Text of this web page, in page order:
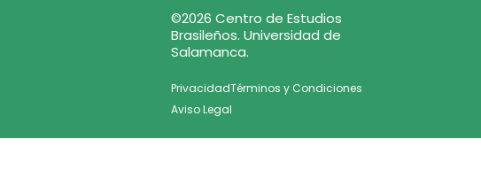
©2026 Centro de Estudios
Brasileños. Universidad de
Salamanca.
PrivacidadTérminos y Condiciones
Aviso Legal